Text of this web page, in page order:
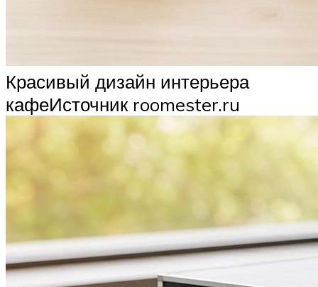
Красивый дизайн интерьера
кафеИсточник roomester.ru